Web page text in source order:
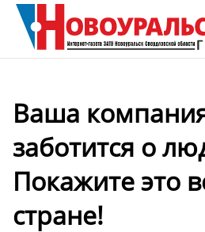
Ваша
заботится о
Покажите это
стране!